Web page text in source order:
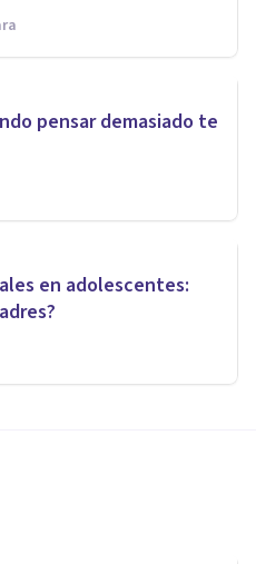
pensar demasiado te
en adolescentes: